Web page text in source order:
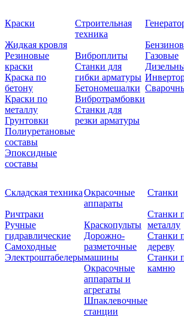
Краски
Жидкая кровля
Резиновые
краски
Краска по
бетону
Краски по
металлу
Грунтовки
Полиуретановые
составы
Эпоксидные
составы
Строительная
техника
Виброплиты
Станки для
гибки арматуры
Бетономешалки
Вибротрамбовки
Станки для
резки арматуры
Газовые
Складская техника
Ричтраки
Ручные
гидравлические
Самоходные
Электроштабелеры
Окрасочные
аппараты
Краскопульты
Дорожно-
разметочные
машины
Окрасочные
аппараты и
агрегаты
Шпаклевочные
станции
Станки
Станки
металлу
Станки
дереву
Станки
камню